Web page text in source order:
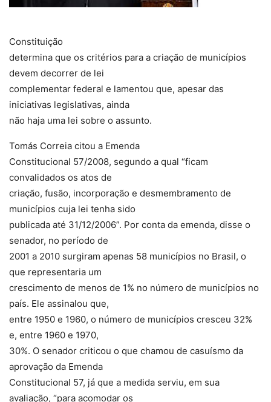
Constituição
determina que os critérios para a criação de municípios
devem decorrer de lei
complementar federal e lamentou que, apesar das
iniciativas legislativas, ainda
não haja uma lei sobre o assunto.
Tomás Correia citou a Emenda
Constitucional 57/2008, segundo a qual “ficam
convalidados os atos de
criação, fusão, incorporação e desmembramento de
municípios cuja lei tenha sido
publicada até 31/12/2006”. Por conta da emenda, disse o
senador, no período de
2001 a 2010 surgiram apenas 58 municípios no Brasil, o
que representaria um
crescimento de menos de 1% no número de municípios no
país. Ele assinalou que,
entre 1950 e 1960, o número de municípios cresceu 32%
e, entre 1960 e 1970,
30%. O senador criticou o que chamou de casuísmo da
aprovação da Emenda
Constitucional 57, já que a medida serviu, em sua
avaliação, “para acomodar os